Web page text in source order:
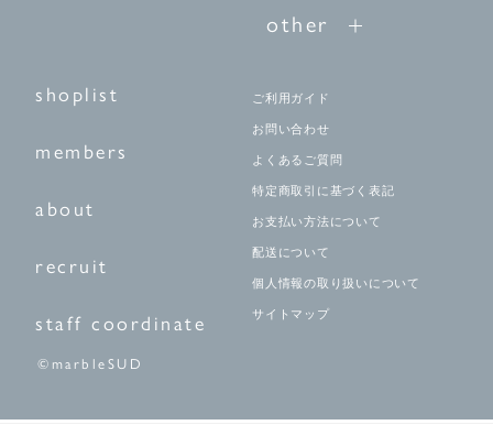
other
shoplist
members
about
recruit
staff coordinate
ご利用ガイド
お問い合わせ
よくあるご質問
特定商取引に基づく表記
お支払い方法について
配送について
個人情報の取り扱いについて
サイトマップ
©marbleSUD